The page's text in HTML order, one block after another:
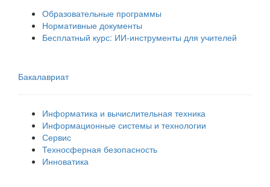
Образовательные программы
Нормативные документы
Бесплатный курс: ИИ‑инструменты для учителей
Бакалавриат
Информатика и вычислительная техника
Информационные системы и технологии
Сервис
Техносферная безопасность
Инноватика